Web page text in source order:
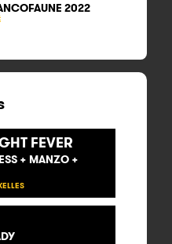
2022
FEVER
+ MANZO +